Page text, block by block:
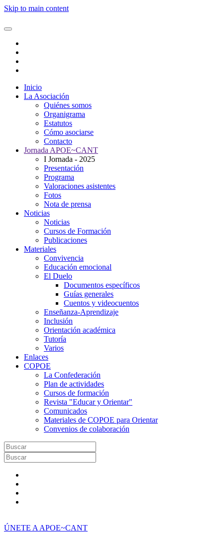
Skip to main content
Inicio
La Asociación
Quiénes somos
Organigrama
Estatutos
Cómo asociarse
Contacto
Jornada APOE~CANT
I Jornada - 2025
Presentación
Programa
Valoraciones asistentes
Fotos
Nota de prensa
Noticias
Noticias
Cursos de Formación
Publicaciones
Materiales
Convivencia
Educación emocional
El Duelo
Documentos específicos
Guías generales
Cuentos y videocuentos
Enseñanza-Aprendizaje
Inclusión
Orientación académica
Tutoría
Varios
Enlaces
COPOE
La Confederación
Plan de actividades
Cursos de formación
Revista "Educar y Orientar"
Comunicados
Materiales de COPOE para Orientar
Convenios de colaboración
ÚNETE A APOE~CANT